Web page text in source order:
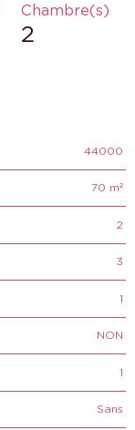
Chambre(s)
2
44000
70 m²
2
3
1
NON
1
Sans